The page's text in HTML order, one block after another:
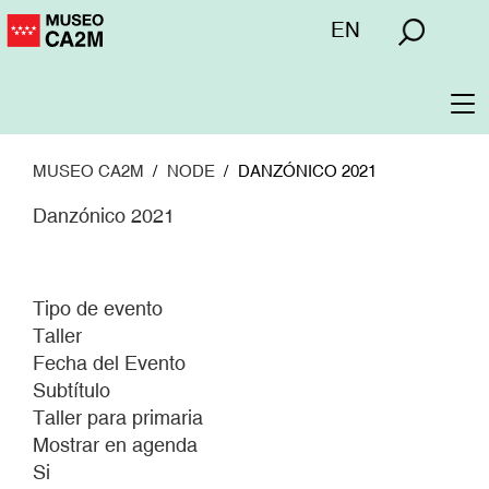
Pasar
Menú
EN
MUSEO CA2M NODE DANZÓNICO 2021
Danzónico 2021
Tipo de evento
Taller
Fecha del Evento
Subtítulo
Taller para primaria
Mostrar en agenda
Si